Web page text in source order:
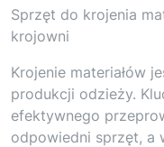
Sprzęt do krojenia
krojowni
Krojenie materiałów
produkcji odzieży.
efektywnego
odpowiedni sprzęt, a